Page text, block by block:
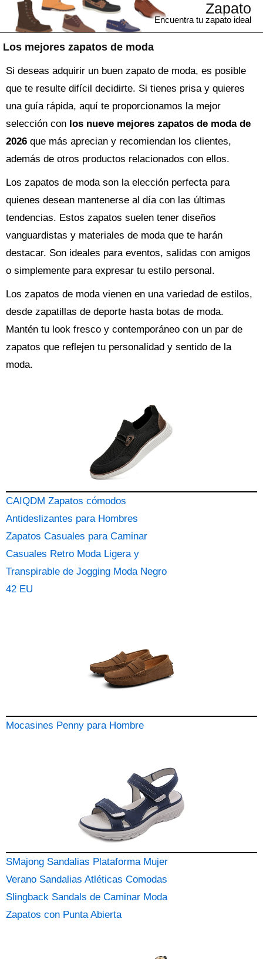
Los mejores zapatos de moda
Zapato
Encuentra tu zapato ideal
Si deseas adquirir un buen zapato de moda, es posible
que te resulte difícil decidirte. Si tienes prisa y quieres
una guía rápida, aquí te proporcionamos la mejor
selección con los nueve mejores zapatos de moda de
2026 que más aprecian y recomiendan los clientes,
además de otros productos relacionados con ellos.
Los zapatos de moda son la elección perfecta para
quienes desean mantenerse al día con las últimas
tendencias. Estos zapatos suelen tener diseños
vanguardistas y materiales de moda que te harán
destacar. Son ideales para eventos, salidas con amigos
o simplemente para expresar tu estilo personal.
Los zapatos de moda vienen en una variedad de estilos,
desde zapatillas de deporte hasta botas de moda.
Mantén tu look fresco y contemporáneo con un par de
zapatos que reflejen tu personalidad y sentido de la
moda.
CAIQDM Zapatos cómodos
Antideslizantes para Hombres
Zapatos Casuales para Caminar
Casuales Retro Moda Ligera y
Transpirable de Jogging Moda Negro
42 EU
Mocasines Penny para Hombre
SMajong Sandalias Plataforma Mujer
Verano Sandalias Atléticas Comodas
Slingback Sandals de Caminar Moda
Zapatos con Punta Abierta